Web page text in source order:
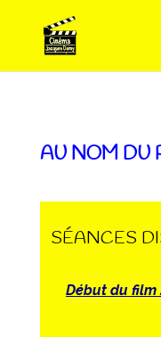
AU NOM DU
SÉANCES
Début du film